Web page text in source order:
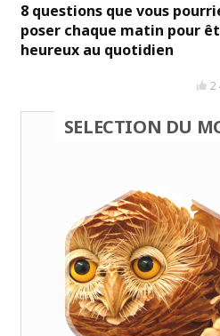
8 questions que vous
poser chaque matin pour
heureux au quotidien
2
SELECTION DU